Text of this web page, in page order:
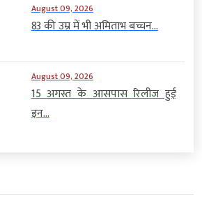
August 09, 2026
83 की उम्र में भी अमिताभ बच्चन...
August 09, 2026
15 अगस्त के आसपास रिलीज हुई
इन...